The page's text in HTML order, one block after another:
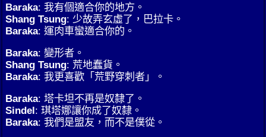
Baraka: 我有個適合你的地方。
Shang Tsung: 少故弄玄虛了，巴拉卡。
Baraka: 運肉車蠻適合你的。
Baraka: 變形者。
Shang Tsung: 荒地蠢貨。
Baraka: 我更喜歡「荒野穿刺者」。
Baraka: 塔卡坦不再是奴隸了。
Sindel: 琪塔娜讓你成了奴隸。
Baraka: 我們是盟友，而不是僕從。